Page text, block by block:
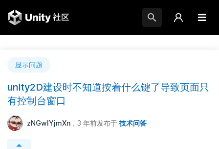
显示问题
unity2D建设时不知道按着什么键了导致页面只
有控制台窗口
zNGwIYjmXn ，3 年前发布于 技术问答